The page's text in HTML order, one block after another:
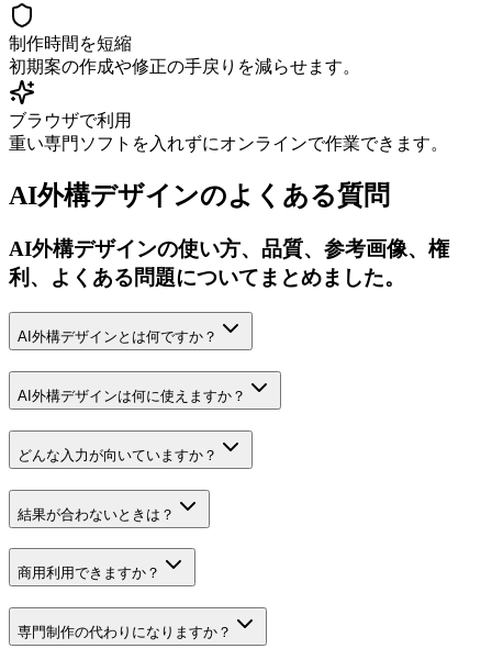
制作時間を短縮
初期案の作成や修正の手戻りを減らせます。
ブラウザで利用
重い専門ソフトを入れずにオンラインで作業できます。
AI外構デザインのよくある質問
AI外構デザインの使い方、品質、参考画像、権
利、よくある問題についてまとめました。
AI外構デザインとは何ですか？
AI外構デザインは何に使えますか？
どんな入力が向いていますか？
結果が合わないときは？
商用利用できますか？
専門制作の代わりになりますか？